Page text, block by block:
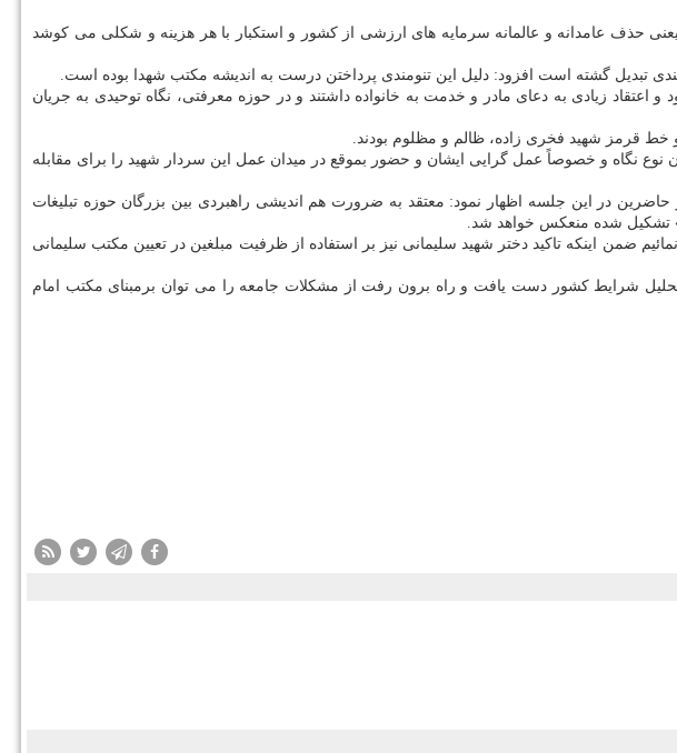
حذف عامدانه و عالمانه سرمایه های ارزشی از کشور و استکبار با هر هزینه و شکلی می کوشد
زیادی به دعای مادر و خدمت به خانواده داشتند و در حوزه معرفتی، نگاه توحیدی به جریان
قرمز شهید فخری زاده، ظالم و مظلوم بودند.
نگاه و خصوصاً عمل گرایی ایشان و حضور بموقع در میدان عمل این سردار شهید را برای مقابله
در این جلسه اظهار نمود: معتقد به ضرورت هم اندیشی راهبردی بین بزرگان حوزه تبلیغات
تشکیل شده منعکس خواهد شد.
ضمن اینکه تاکید دختر شهید سلیمانی نیز بر استفاده از ظرفیت مبلغین در تعیین مکتب سلیمانی
شرایط کشور دست یافت و راه برون رفت از مشکلات جامعه را می توان برمبنای مکتب امام